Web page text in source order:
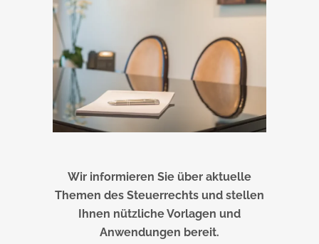
Wir informieren Sie über aktuelle
Themen des Steuerrechts und stellen
Ihnen nützliche Vorlagen und
Anwendungen bereit.